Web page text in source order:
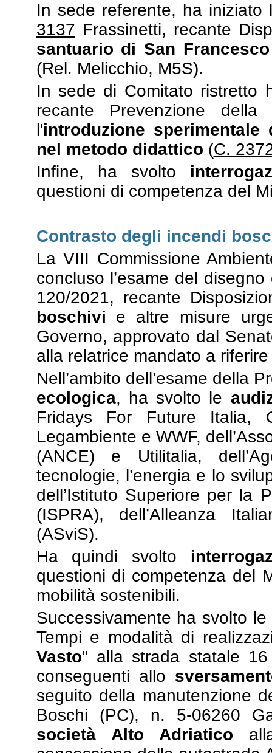
In sede referente, ha
3137 Frassinetti, recante
santuario di San
(Rel. Melicchio, M5S).
In sede di Comitato ristretto
recante Prevenzione della
l'introduzione
nel metodo didattico (C.
Infine, ha svolto
questioni di competenza del
Contrasto degli incendi
La VIII Commissione
concluso l’esame del
120/2021, recante
boschivi e altre misure
Governo, approvato dal
alla relatrice mandato a
Nell’ambito dell’esame della
ecologica, ha svolto le
Fridays For Future Italia,
Legambiente e WWF,
(ANCE) e Utilitalia,
tecnologie, l’energia e lo
dell’Istituto Superiore per la
(ISPRA), dell’Alleanza
(ASviS).
Ha quindi svolto
questioni di competenza del
mobilità sostenibili.
Successivamente ha svolto le
Tempi e modalità di
Vasto" alla strada statale
conseguenti allo
seguito della manutenzione
Boschi (PC), n. 5-06260
società Alto Adriatico